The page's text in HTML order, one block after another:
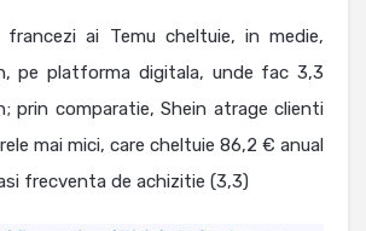
francezi ai Temu cheltuie, in medie,
pe platforma digitala, unde fac 3,3
prin comparatie, Shein atrage clienti
mai mici, care cheltuie 86,2 € anual
frecventa de achizitie (3,3)